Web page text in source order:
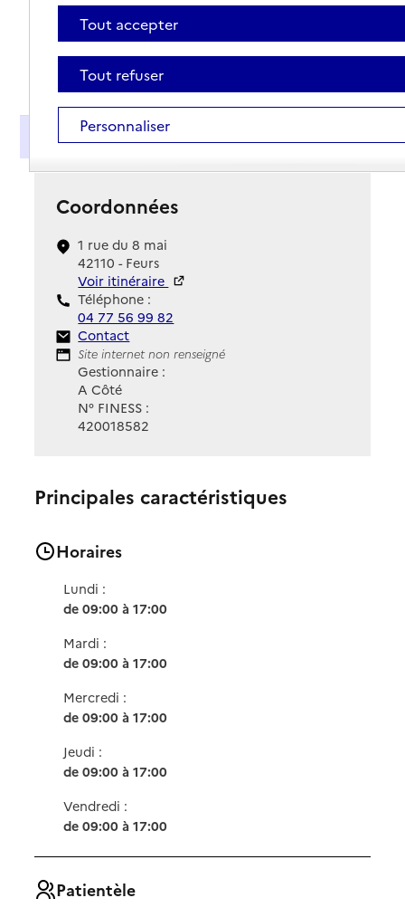
Présentation
Coordonnées
1 rue du 8 mai
42110 - Feurs
Voir itinéraire
Téléphone :
04 77 56 99 82
Contact
Contact
Site Internet
Site internet non renseigné
Gestionnaire :
A Côté
N° FINESS :
420018582
Principales caractéristiques
Horaires
Lundi :
de 09:00 à 17:00
Mardi :
de 09:00 à 17:00
Mercredi :
de 09:00 à 17:00
Jeudi :
de 09:00 à 17:00
Vendredi :
de 09:00 à 17:00
Patientèle
Tout accepter
Tout refuser
Personnaliser